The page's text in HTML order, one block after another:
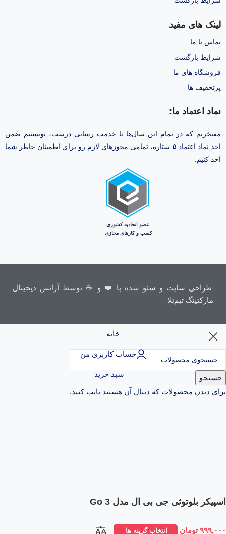
لینک های مفید
تماس با ما
شرایط بازگشت
فروشگاه های ما
پرتخفیف ها
نماد اعتماد ما:
مفتخریم که در تمام این سال‌ها با خدمت رسانی درست، تونستیم ضمن
اخذ نماد اعتماد ۵ ستاره، تمامی مجوز‌های لازم رو برای اطمینان خاطر شما
اخذ کنیم.
طراحی سایت و سئو شده با ❤️ و ☕ توسط آژانس دیجیتال
مارکتینگ تیم‌تِلا
جستجو
برای دیدن محصولات که دنبال آن هستید تایپ کنید.
خانه
حساب کاربری من
سبد خرید
اسپیکر بلوتوثی جی بی ال مدل Go 3
۹۹۹,۰۰۰ تومان انتخاب گزینه ها